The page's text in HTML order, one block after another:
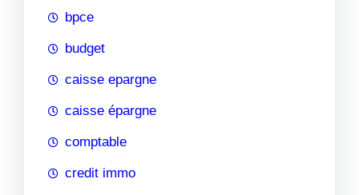
bpce
budget
caisse epargne
caisse épargne
comptable
credit immo